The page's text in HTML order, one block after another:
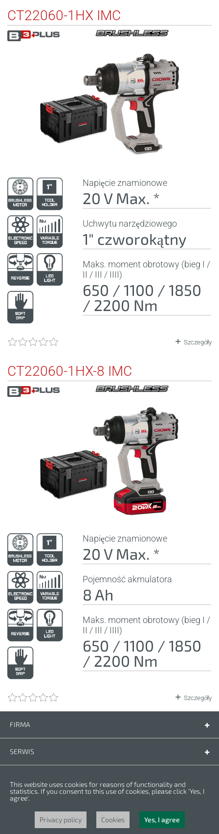
CT22060-1HX IMC
Napięcie znamionowe
20 V Max. *
Uchwytu narzędziowego
1" czworokątny
Maks. moment obrotowy (bieg I /
II / III / IIII)
650 / 1100 / 1850
/ 2200 Nm
Szczegóły
CT22060-1HX-8 IMC
Napięcie znamionowe
20 V Max. *
Pojemność akmulatora
8 Ah
Maks. moment obrotowy (bieg I /
II / III / IIII)
650 / 1100 / 1850
/ 2200 Nm
Szczegóły
FIRMA
SERWIS
Warunki gwarancji
Polityka prywatności
Cookies
Copyright © 2023 CROWN. Wszelkie prawa zastrzeżone. CROWN jest
zarejestrowanym znakiem handlowym. | CROWN należy do grupy Merit Link.
This website uses cookies for reasons of functionality and
statistics. If you consent to this use of cookies, please click 'Yes, I
agree'.
Privacy policy Cookies Yes, I agree